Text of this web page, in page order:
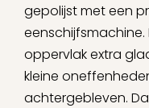
gepolijst met een
oppervlak extra
kleine
achtergebleven.